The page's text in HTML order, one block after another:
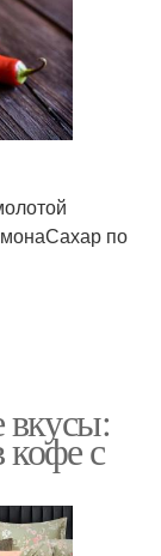
по
вкусы:
с